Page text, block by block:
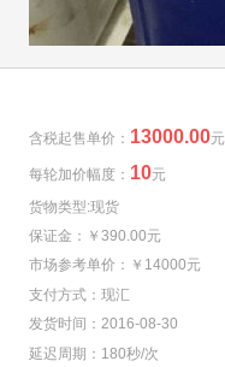
含税起售单价： 13000.00元
每轮加价幅度： 10元
货物类型:现货
保证金：￥390.00元
市场参考单价：￥14000元
支付方式：现汇
发货时间：2016-08-30
延迟周期：180秒/次